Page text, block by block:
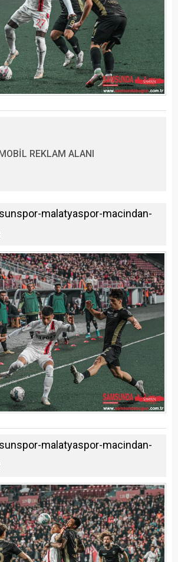
REKLAM ALANI
malatyaspor-macindan-
malatyaspor-macindan-